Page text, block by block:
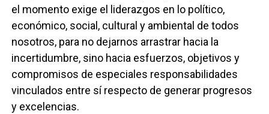
el momento exige el liderazgos en lo político,
económico, social, cultural y ambiental de todos
nosotros, para no dejarnos arrastrar hacia la
incertidumbre, sino hacia esfuerzos, objetivos y
compromisos de especiales responsabilidades
vinculados entre sí respecto de generar progresos
y excelencias.